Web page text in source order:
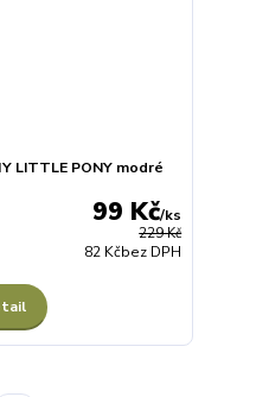
LITTLE PONY modré
229 Kč
99 Kč/ks
82 Kčbez DPH